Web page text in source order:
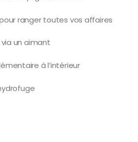
ranger toutes vos affaires
un aimant
à l’intérieur